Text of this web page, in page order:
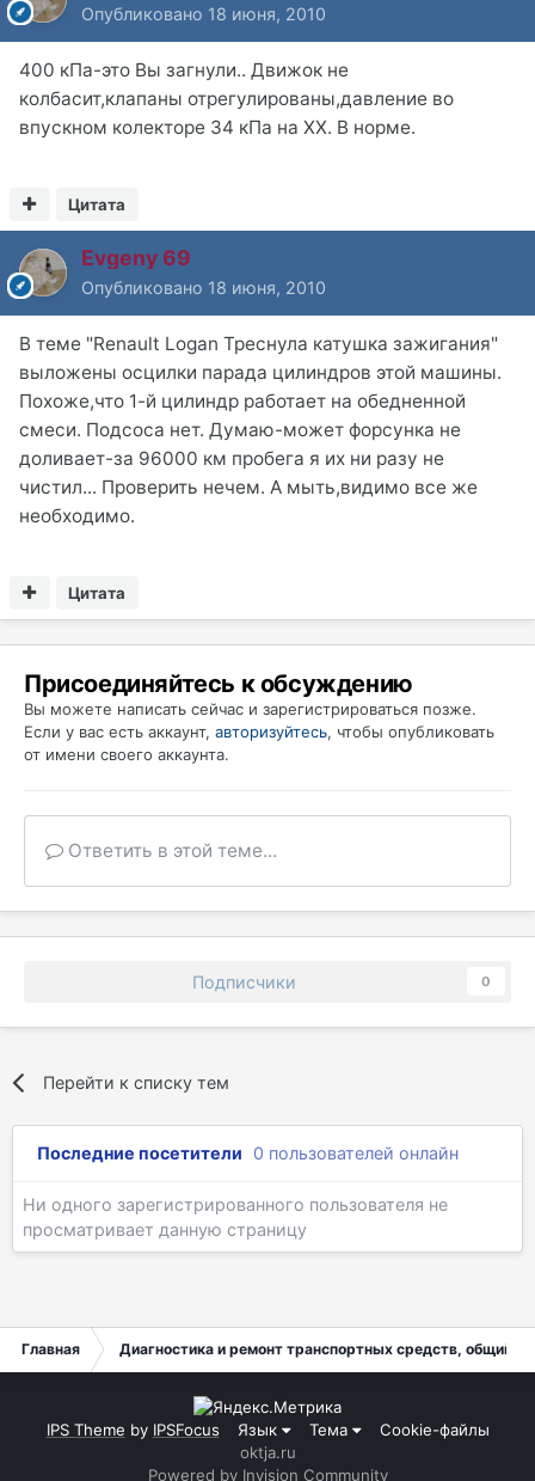
Опубликовано 18 июня, 2010
400 кПа-это Вы загнули.. Движок не
колбасит,клапаны отрегулированы,давление во
впускном колекторе 34 кПа на ХХ. В норме.
Цитата
Evgeny 69
Опубликовано 18 июня, 2010
В теме "Renault Logan Треснула катушка зажигания"
выложены осцилки парада цилиндров этой машины.
Похоже,что 1-й цилиндр работает на обедненной
смеси. Подсоса нет. Думаю-может форсунка не
доливает-за 96000 км пробега я их ни разу не
чистил... Проверить нечем. А мыть,видимо все же
необходимо.
Цитата
Присоединяйтесь к обсуждению
Вы можете написать сейчас и зарегистрироваться позже.
Если у вас есть аккаунт, авторизуйтесь, чтобы опубликовать
от имени своего аккаунта.
Ответить в этой теме...
Подписчики 0
Перейти к списку тем
Последние посетители 0 пользователей онлайн
Ни одного зарегистрированного пользователя не
просматривает данную страницу
Главная Диагностика и ремонт транспортных средств, общий
IPS Theme by IPSFocus Язык Тема
Cookie-файлы
oktja.ru
Powered by Invision Community